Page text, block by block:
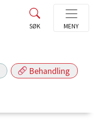
Behandling